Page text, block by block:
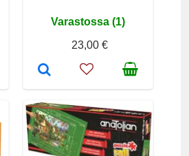
Varastossa (1)
23,00 €